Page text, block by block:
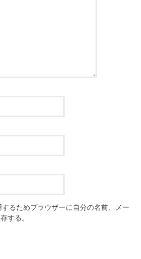
るためブラウザーに自分の名前、メー
する。